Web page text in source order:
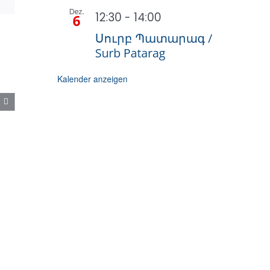
Dez.
6 12:30 - 14:00
Սուրբ Պատարագ /
Surb Patarag
Kalender anzeigen